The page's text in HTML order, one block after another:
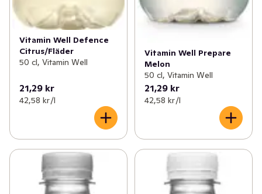
Vitamin Well Defence
Citrus/Fläder
50 cl, Vitamin Well
21,29 kr
42,58 kr /l
Vitamin Well Prepare
Melon
50 cl, Vitamin Well
21,29 kr
42,58 kr /l